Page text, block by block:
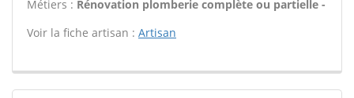
Métiers : Rénovation plomberie complète ou partielle -
Voir la fiche artisan : Artisan